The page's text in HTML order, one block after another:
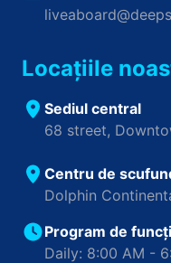
Locațiile
Sediul central
68 street,
Centru de
Dolphin
Program de
Daily: 8:00 AM -